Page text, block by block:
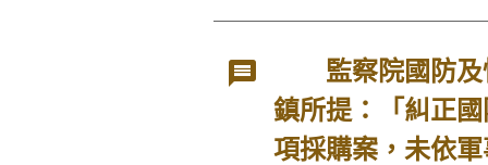
監察院國防及
鎮所提：「糾正
項採購案，未依